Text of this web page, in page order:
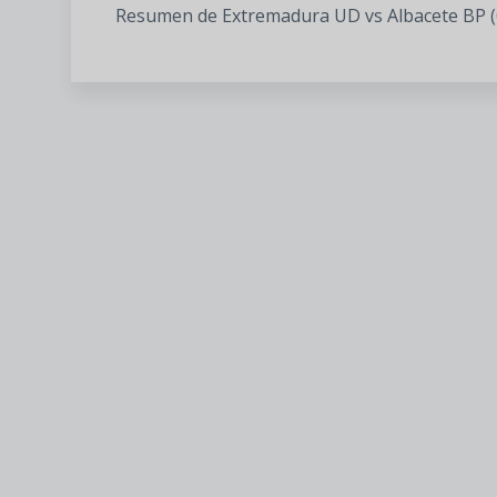
Resumen de Extremadura UD vs Albacete BP